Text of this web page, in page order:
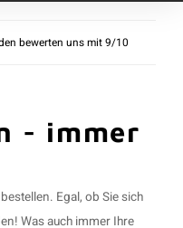
bewerten uns mit 9/10
- immer
Egal, ob Sie sich
Was auch immer Ihre